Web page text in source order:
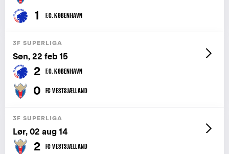
1 F.C. KØBENHAVN
3F SUPERLIGA
Søn, 22 feb 15
2 F.C. KØBENHAVN
0 FC VESTSJÆLLAND
3F SUPERLIGA
Lør, 02 aug 14
2 FC VESTSJÆLLAND